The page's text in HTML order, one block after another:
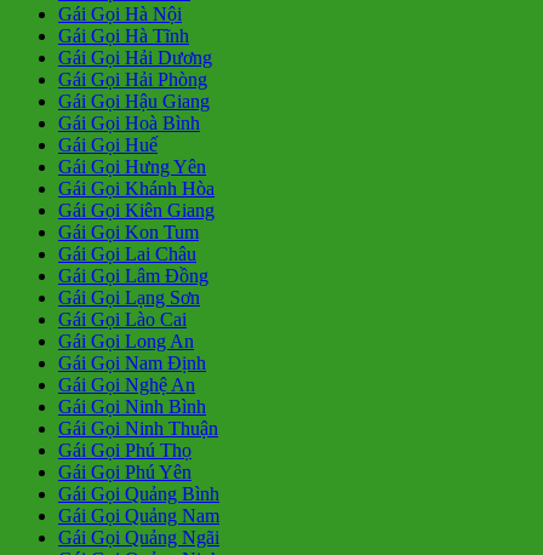
Gái Gọi Hà Nội
Gái Gọi Hà Tĩnh
Gái Gọi Hải Dương
Gái Gọi Hải Phòng
Gái Gọi Hậu Giang
Gái Gọi Hoà Bình
Gái Gọi Huế
Gái Gọi Hưng Yên
Gái Gọi Khánh Hòa
Gái Gọi Kiên Giang
Gái Gọi Kon Tum
Gái Gọi Lai Châu
Gái Gọi Lâm Đồng
Gái Gọi Lạng Sơn
Gái Gọi Lào Cai
Gái Gọi Long An
Gái Gọi Nam Định
Gái Gọi Nghệ An
Gái Gọi Ninh Bình
Gái Gọi Ninh Thuận
Gái Gọi Phú Thọ
Gái Gọi Phú Yên
Gái Gọi Quảng Bình
Gái Gọi Quảng Nam
Gái Gọi Quảng Ngãi